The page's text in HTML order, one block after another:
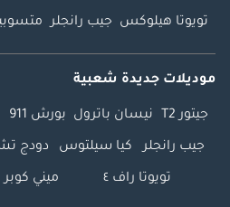
تويوتا هيلوكس جيب رانجلر
موديلات جديدة شعبية
جيتور T2 نيسان باترول بورش 911
جيب رانجلر كيا سيلتوس دودج
تويوتا راف ٤ ميني كوبر